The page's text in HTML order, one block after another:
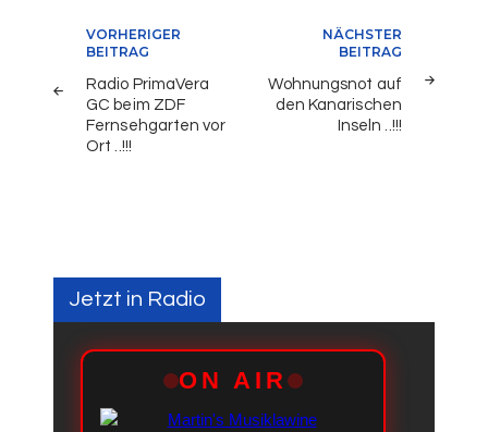
Beitragsnavigation
VORHERIGER
BEITRAG
Radio PrimaVera
GC beim ZDF
Fernsehgarten vor
Ort ..!!!
NÄCHSTER
BEITRAG
Wohnungsnot auf
den Kanarischen
Inseln ..!!!
Jetzt in Radio